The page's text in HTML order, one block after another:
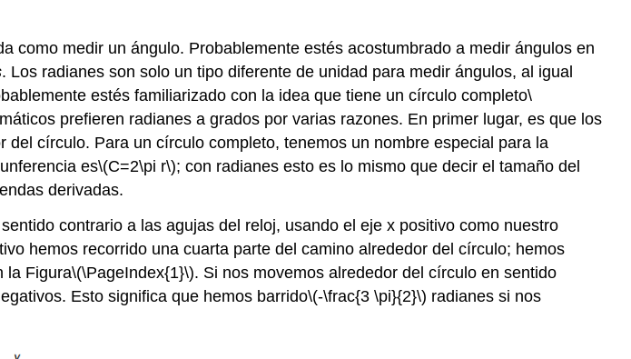
como medir un ángulo. Probablemente estés acostumbrado a medir ángulos en
. Los radianes son solo un tipo diferente de unidad para medir ángulos, al igual
estés familiarizado con la idea que tiene un círculo completo\
prefieren radianes a grados por varias razones. En primer lugar, es que los
círculo. Para un círculo completo, tenemos un nombre especial para la
es\(C=2\pi r\); con radianes esto es lo mismo que decir el tamaño del
derivadas.
contrario a las agujas del reloj, usando el eje x positivo como nuestro
hemos recorrido una cuarta parte del camino alrededor del círculo; hemos
la Figura\(\PageIndex{1}\). Si nos movemos alrededor del círculo en sentido
Esto significa que hemos barrido\(-\frac{3 \pi}{2}\) radianes si nos